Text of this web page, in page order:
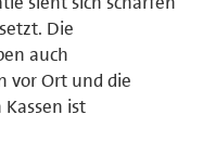
Die
auch
vor Ort und die
ist